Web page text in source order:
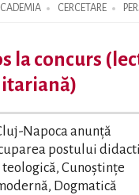
CERCETARE
la concurs
Napoca anunță
postului
Cunoștințe
Dogmatică